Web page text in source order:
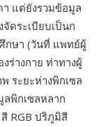
า แต่ยังรวมข้อมูล
ดระเบียบเป็นก
กษา (วันที่ แพทย์ผู้
ร่างกาย ท่าทางผู้
ระยะห่างพิกเซล
ลพิกเซลหลาก
RGB ปริภูมิสี